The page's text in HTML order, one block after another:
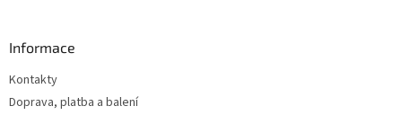
Informace
Kontakty
Doprava, platba a balení